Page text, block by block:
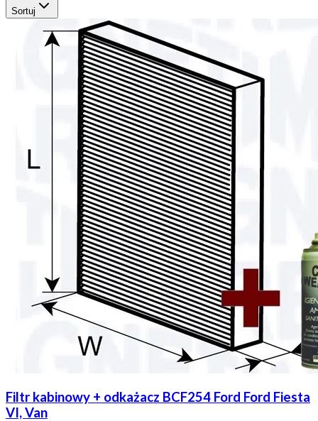
Sortuj
Filtr kabinowy + odkażacz BCF254 Ford Ford Fiesta
VI, Van